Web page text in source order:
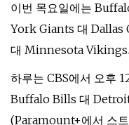
이번 목요일에는
York Giants 대
대 Minnesota Vikings
하루는 CBS에서 오후
Buffalo Bills 대
(Paramount+에서 스